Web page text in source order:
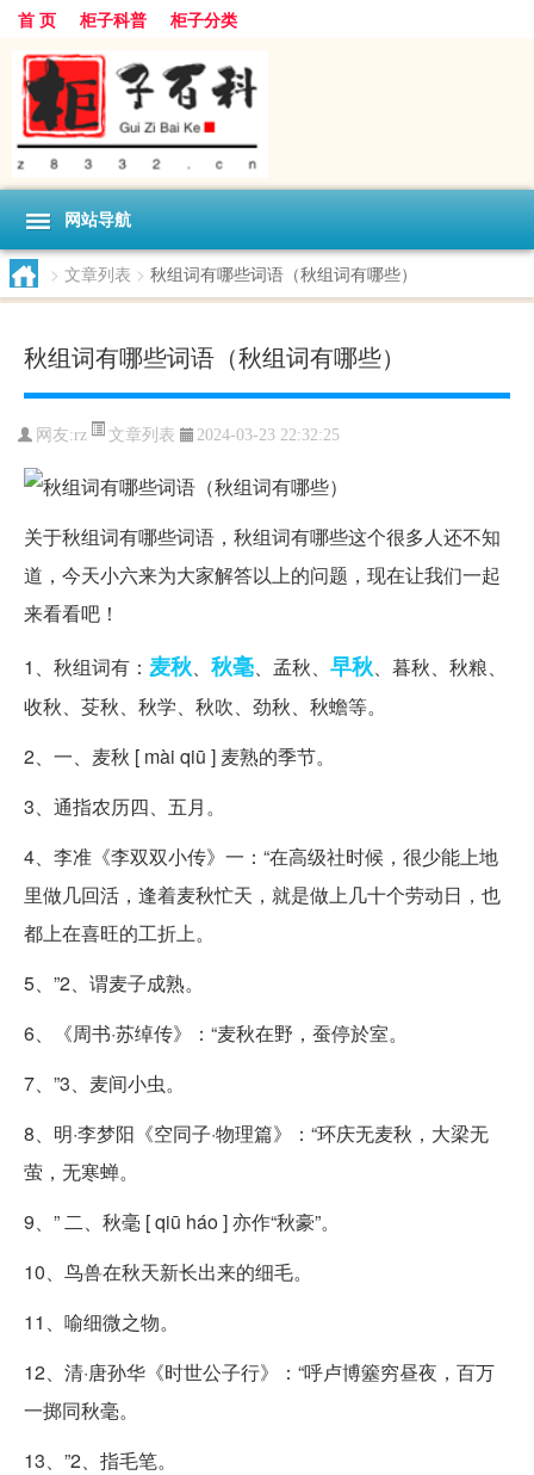
首 页 柜子科普 柜子分类
网站导航
> 文章列表 > 秋组词有哪些词语（秋组词有哪些）
秋组词有哪些词语（秋组词有哪些）
网友:rz 文章列表 2024-03-23 22:32:25
关于秋组词有哪些词语，秋组词有哪些这个很多人还不知
道，今天小六来为大家解答以上的问题，现在让我们一起
来看看吧！
1、秋组词有： 麦秋、 秋毫、孟秋、 早秋、暮秋、秋粮、
收秋、芟秋、秋学、秋吹、劲秋、秋蟾等。
2、一、麦秋 [ mài qiū ] 麦熟的季节。
3、通指农历四、五月。
4、李准《李双双小传》一：“在高级社时候，很少能上地
里做几回活，逢着麦秋忙天，就是做上几十个劳动日，也
都上在喜旺的工折上。
5、”2、谓麦子成熟。
6、《周书·苏绰传》：“麦秋在野，蚕停於室。
7、”3、麦间小虫。
8、明·李梦阳《空同子·物理篇》：“环庆无麦秋，大梁无
萤，无寒蝉。
9、” 二、秋毫 [ qiū háo ] 亦作“秋豪”。
10、鸟兽在秋天新长出来的细毛。
11、喻细微之物。
12、清·唐孙华《时世公子行》：“呼卢博簺穷昼夜，百万
一掷同秋毫。
13、”2、指毛笔。